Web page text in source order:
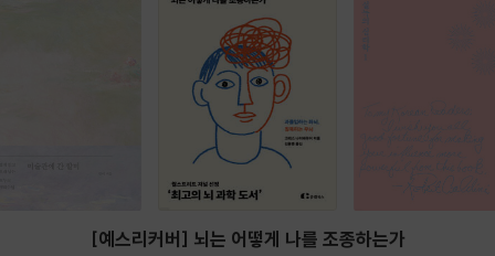
[예스리커버] 뇌는 어떻게 나를 조종하는가